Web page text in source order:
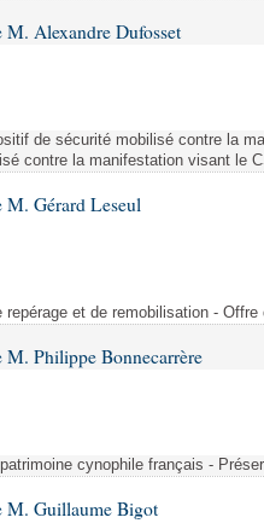
M. Alexandre Dufosset
de sécurité mobilisé contre la
contre la manifestation visant le
M. Gérard Leseul
et de remobilisation -
M. Philippe Bonnecarrère
cynophile français -
M. Guillaume Bigot